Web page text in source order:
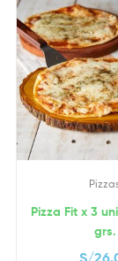
Pizza Fit x 3
grs.